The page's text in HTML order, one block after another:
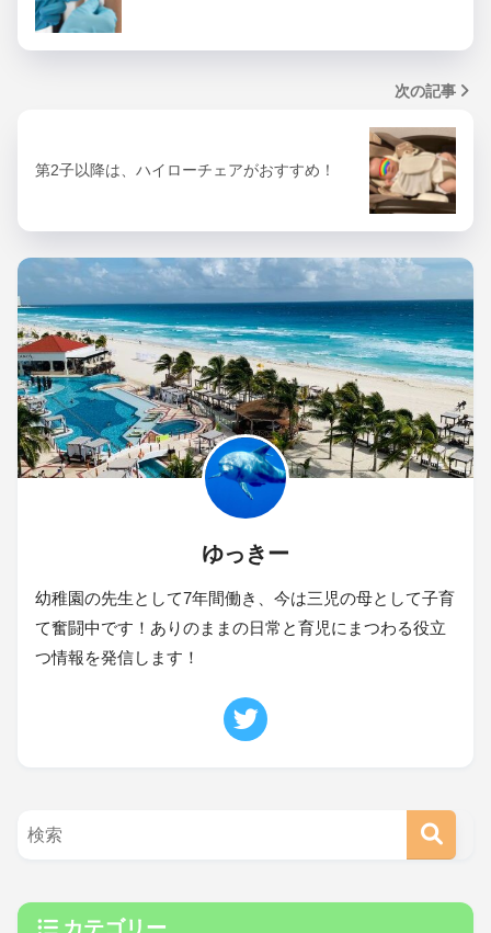
次の記事
第2子以降は、ハイローチェアがおすすめ！
ゆっきー
幼稚園の先生として7年間働き、今は三児の母として子育
て奮闘中です！ありのままの日常と育児にまつわる役立
つ情報を発信します！
カテゴリー